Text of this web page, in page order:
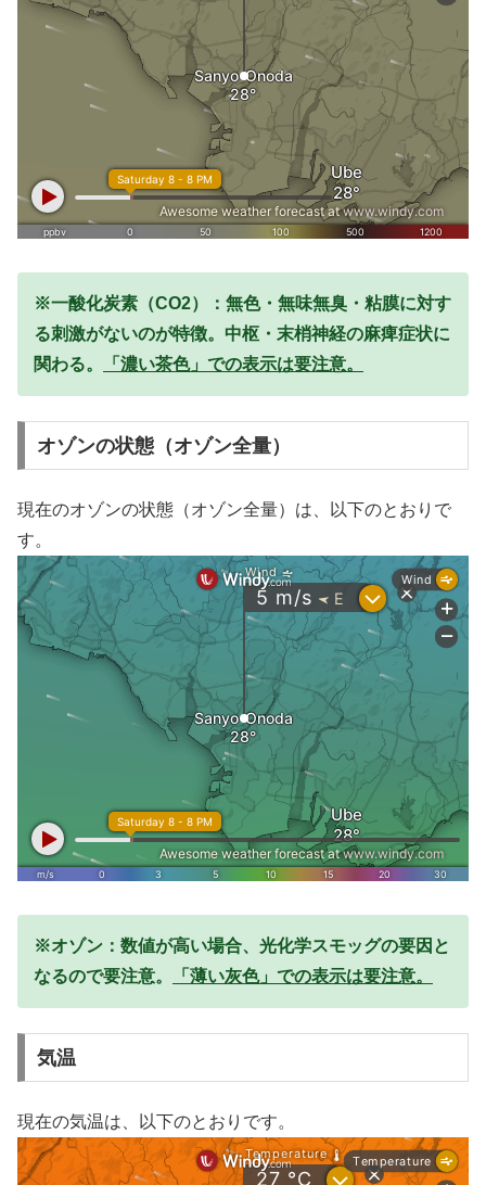
※一酸化炭素（CO2）：無色・無味無臭・粘膜に対す
る刺激がないのが特徴。中枢・末梢神経の麻痺症状に
関わる。
「濃い茶色」での表示は要注意。
オゾンの状態（オゾン全量）
現在のオゾンの状態（オゾン全量）は、以下のとおりで
す。
※オゾン：数値が高い場合、光化学スモッグの要因と
なるので要注意。
「薄い灰色」での表示は要注意。
気温
現在の気温は、以下のとおりです。